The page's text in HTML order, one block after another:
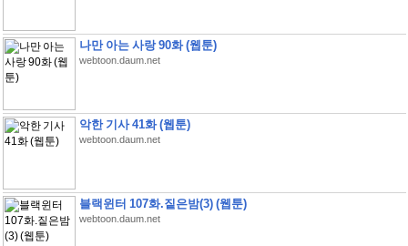
나만 아는 사랑 90화 (웹툰)
webtoon.daum.net
악한 기사 41화 (웹툰)
webtoon.daum.net
블랙윈터 107화.짙은밤(3) (웹툰)
webtoon.daum.net